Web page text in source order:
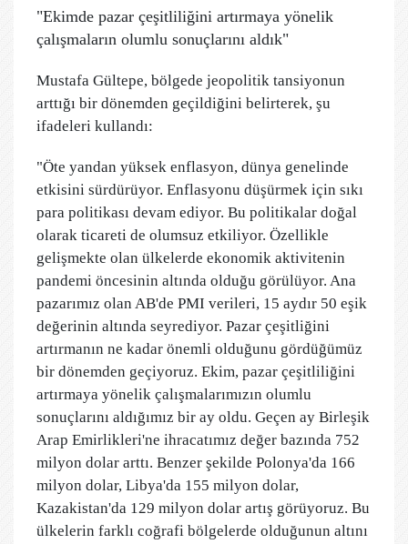
"Ekimde pazar çeşitliliğini artırmaya yönelik
çalışmaların olumlu sonuçlarını aldık"
Mustafa Gültepe, bölgede jeopolitik tansiyonun
arttığı bir dönemden geçildiğini belirterek, şu
ifadeleri kullandı:
"Öte yandan yüksek enflasyon, dünya genelinde
etkisini sürdürüyor. Enflasyonu düşürmek için sıkı
para politikası devam ediyor. Bu politikalar doğal
olarak ticareti de olumsuz etkiliyor. Özellikle
gelişmekte olan ülkelerde ekonomik aktivitenin
pandemi öncesinin altında olduğu görülüyor. Ana
pazarımız olan AB'de PMI verileri, 15 aydır 50 eşik
değerinin altında seyrediyor. Pazar çeşitliğini
artırmanın ne kadar önemli olduğunu gördüğümüz
bir dönemden geçiyoruz. Ekim, pazar çeşitliliğini
artırmaya yönelik çalışmalarımızın olumlu
sonuçlarını aldığımız bir ay oldu. Geçen ay Birleşik
Arap Emirlikleri'ne ihracatımız değer bazında 752
milyon dolar arttı. Benzer şekilde Polonya'da 166
milyon dolar, Libya'da 155 milyon dolar,
Kazakistan'da 129 milyon dolar artış görüyoruz. Bu
ülkelerin farklı coğrafi bölgelerde olduğunun altını